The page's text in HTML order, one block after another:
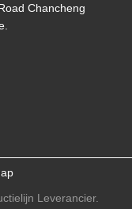
Chancheng
Leverancier.